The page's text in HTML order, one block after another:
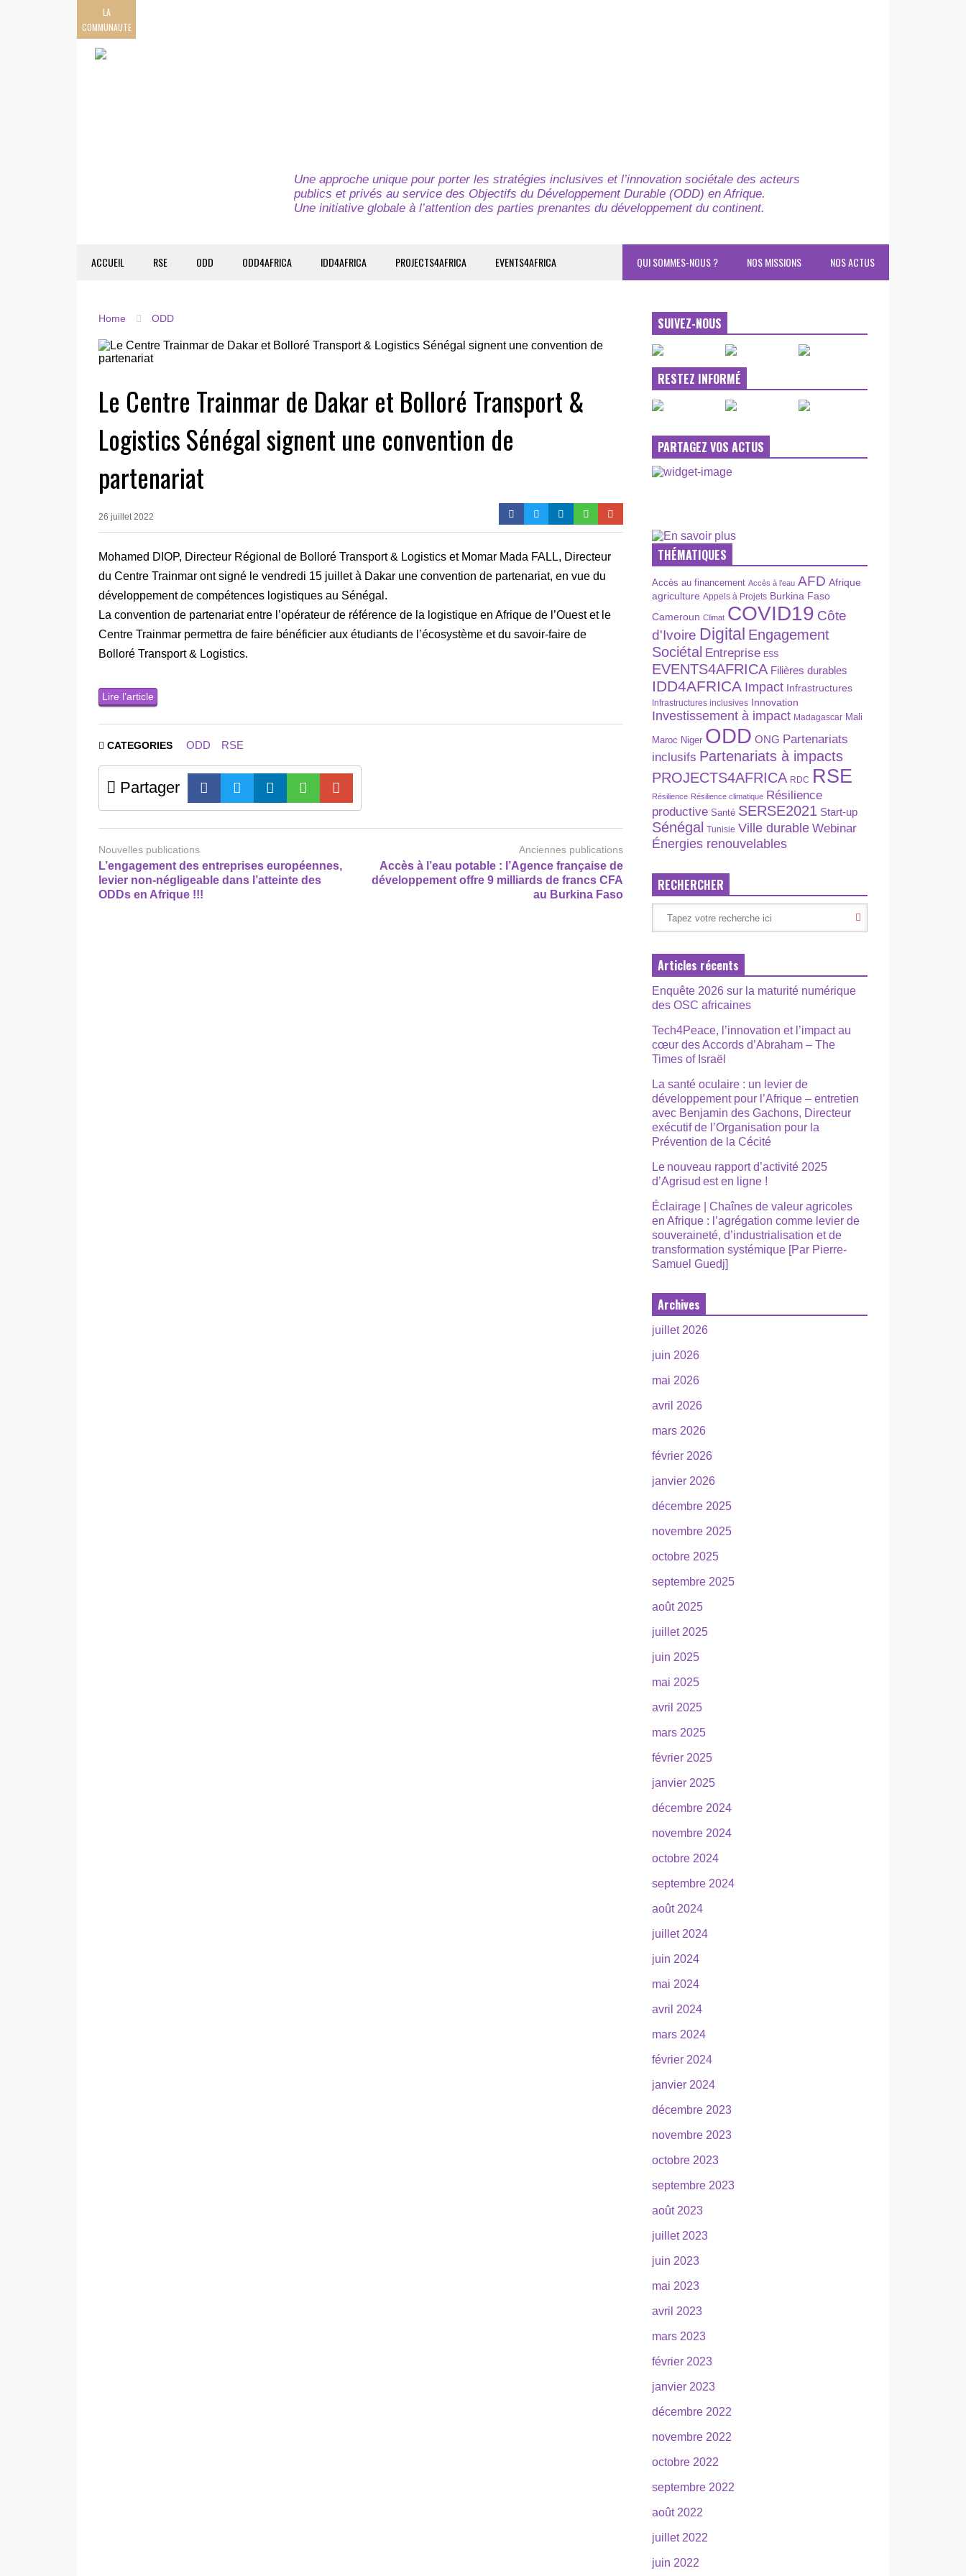
LA
COMMUNAUTE
Une approche unique pour porter les stratégies inclusives et l’innovation sociétale des acteurs
publics et privés au service des Objectifs du Développement Durable (ODD) en Afrique.
Une initiative globale à l’attention des parties prenantes du développement du continent.
ACCUEIL RSE ODD ODD4AFRICA IDD4AFRICA PROJECTS4AFRICA EVENTS4AFRICA NOS ACTUS
NOS MISSIONS
QUI SOMMES-NOUS ?
Home ODD
Le Centre Trainmar de Dakar et Bolloré Transport &
Logistics Sénégal signent une convention de
partenariat
26 juillet 2022
Mohamed DIOP, Directeur Régional de Bolloré Transport & Logistics et Momar Mada FALL, Directeur
du Centre Trainmar ont signé le vendredi 15 juillet à Dakar une convention de partenariat, en vue du
développement de compétences logistiques au Sénégal.
La convention de partenariat entre l’opérateur de référence de la logistique en Afrique de l’Ouest et le
Centre Trainmar permettra de faire bénéficier aux étudiants de l’écosystème et du savoir-faire de
Bolloré Transport & Logistics.
Lire l’article
CATEGORIES ODD RSE
Partager
Nouvelles publications
L’engagement des entreprises européennes,
levier non-négligeable dans l’atteinte des
ODDs en Afrique !!!
Anciennes publications
Accès à l’eau potable : l’Agence française de
développement offre 9 milliards de francs CFA
au Burkina Faso
SUIVEZ-NOUS
RESTEZ INFORMÉ
PARTAGEZ VOS ACTUS
THÉMATIQUES
Accès au financement Accès à l’eau AFD Afrique
agriculture Appels à Projets Burkina Faso
Cameroun Climat COVID19 Côte
d'Ivoire Digital Engagement
Sociétal Entreprise ESS
EVENTS4AFRICA Filières durables
IDD4AFRICA Impact Infrastructures
Infrastructures inclusives Innovation
Investissement à impact Madagascar Mali
Maroc Niger ODD ONG Partenariats
inclusifs Partenariats à impacts
PROJECTS4AFRICA RDC RSE
Résilience Résilience climatique Résilience
productive Santé SERSE2021 Start-up
Sénégal Tunisie Ville durable Webinar
Énergies renouvelables
RECHERCHER
Articles récents
Enquête 2026 sur la maturité numérique
des OSC africaines
Tech4Peace, l’innovation et l’impact au
cœur des Accords d’Abraham – The
Times of Israël
La santé oculaire : un levier de
développement pour l’Afrique – entretien
avec Benjamin des Gachons, Directeur
exécutif de l’Organisation pour la
Prévention de la Cécité
Le nouveau rapport d’activité 2025
d’Agrisud est en ligne !
Éclairage | Chaînes de valeur agricoles
en Afrique : l’agrégation comme levier de
souveraineté, d’industrialisation et de
transformation systémique [Par Pierre-
Samuel Guedj]
Archives
juillet 2026
juin 2026
mai 2026
avril 2026
mars 2026
février 2026
janvier 2026
décembre 2025
novembre 2025
octobre 2025
septembre 2025
août 2025
juillet 2025
juin 2025
mai 2025
avril 2025
mars 2025
février 2025
janvier 2025
décembre 2024
novembre 2024
octobre 2024
septembre 2024
août 2024
juillet 2024
juin 2024
mai 2024
avril 2024
mars 2024
février 2024
janvier 2024
décembre 2023
novembre 2023
octobre 2023
septembre 2023
août 2023
juillet 2023
juin 2023
mai 2023
avril 2023
mars 2023
février 2023
janvier 2023
décembre 2022
novembre 2022
octobre 2022
septembre 2022
août 2022
juillet 2022
juin 2022